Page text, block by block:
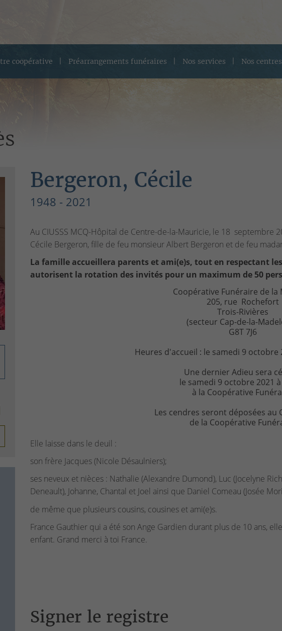
coopérative Préarrangements funéraires Nos services Nos
Bergeron, Cécile
1948 - 2021
Au CIUSSS MCQ-Hôpital de Centre-de-la-Mauricie, le 18 septembre
Cécile Bergeron, fille de feu monsieur Albert Bergeron et de feu
La famille accueillera parents et ami(e)s, tout en respectant
autorisent la rotation des invités pour un maximum de 50
Coopérative Funéraire de la
205, rue Rochefort
Trois-Rivières
(secteur Cap-de-la-
G8T 7J6
Heures d'accueil : le samedi 9 octobre
Une dernier Adieu sera
le samedi 9 octobre 2021
à la Coopérative
Les cendres seront déposées au
de la Coopérative
Elle laisse dans le deuil :
son frère Jacques (Nicole Désaulniers);
ses neveux et nièces : Nathalie (Alexandre Dumond), Luc (Jocelyne
Deneault), Johanne, Chantal et Joel ainsi que Daniel Comeau (Josée
de même que plusieurs cousins, cousines et ami(e)s.
France Gauthier qui a été son Ange Gardien durant plus de 10 ans,
enfant. Grand merci à toi France.
Signer le registre